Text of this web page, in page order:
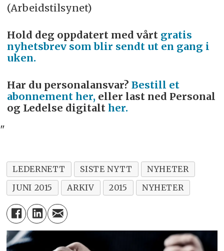
(Arbeidstilsynet)
Hold deg oppdatert med vårt gratis
nyhetsbrev som blir sendt ut en gang i
uken.
Har du personalansvar? Bestill et
abonnement her, eller last ned Personal
og Ledelse digitalt her.
"
LEDERNETT SISTE NYTT
NYHETER
JUNI 2015
ARKIV 2015 NYHETER